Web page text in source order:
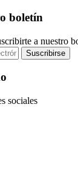
boletín
a nuestro
Suscribirse
sociales